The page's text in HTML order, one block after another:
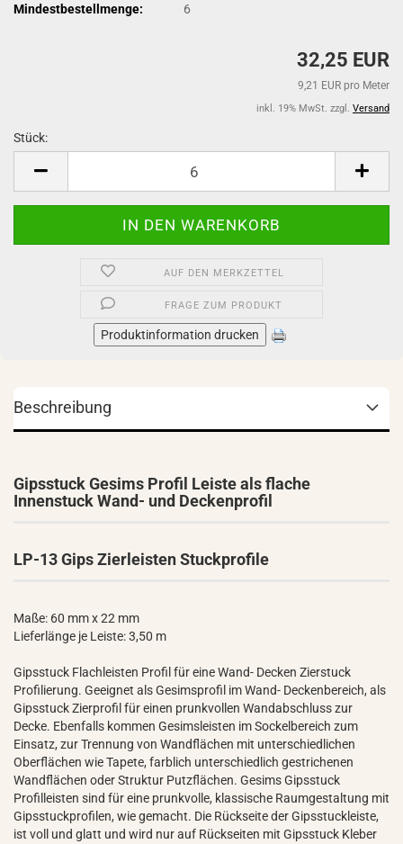
Mindestbestellmenge:
6
32,25 EUR
9,21 EUR pro Meter
inkl. 19% MwSt. zzgl. Versand
Stück:
AUF DEN MERKZETTEL
FRAGE ZUM PRODUKT
Produktinformation drucken
Beschreibung
Gipsstuck Gesims Profil Leiste als flache
Innenstuck Wand- und Deckenprofil
LP-13 Gips Zierleisten Stuckprofile
Maße: 60 mm x 22 mm
Lieferlänge je Leiste: 3,50 m
Gipsstuck Flachleisten Profil für eine Wand- Decken Zierstuck
Profilierung. Geeignet als Gesimsprofil im Wand- Deckenbereich, als
Gipsstuck Zierprofil für einen prunkvollen Wandabschluss zur
Decke. Ebenfalls kommen Gesimsleisten im Sockelbereich zum
Einsatz, zur Trennung von Wandflächen mit unterschiedlichen
Oberflächen wie Tapete, farblich unterschiedlich gestrichenen
Wandflächen oder Struktur Putzflächen. Gesims Gipsstuck
Profilleisten sind für eine prunkvolle, klassische Raumgestaltung mit
Gipsstuckprofilen, wie gemacht. Die Rückseite der Gipsstuckleiste,
ist voll und glatt und wird nur auf Rückseiten mit Gipsstuck Kleber